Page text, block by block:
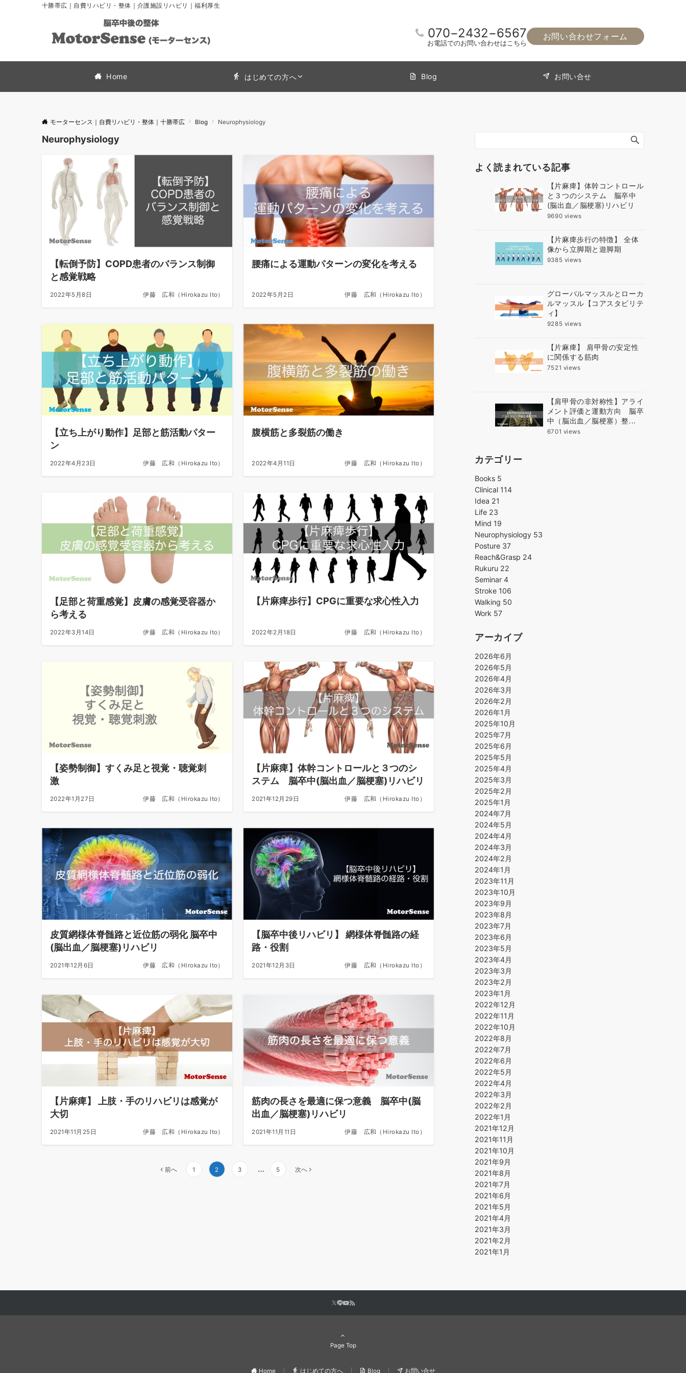
十勝帯広｜自費リハビリ・整体｜介護施設リハビリ｜福利厚生
070−2432−6567
お電話でのお問い合わせはこちら
お問い合わせフォーム
Home はじめての方へ Blog お問い合せ
モーターセンス｜自費リハビリ・整体｜十勝帯広 Blog Neurophysiology
Neurophysiology
【転倒予防】COPD患者のバランス制御
と感覚戦略
2022年5月8日 伊藤 広和（Hirokazu Ito）
腰痛による運動パターンの変化を考える
2022年5月2日 伊藤 広和（Hirokazu Ito）
【立ち上がり動作】足部と筋活動パター
ン
2022年4月23日 伊藤 広和（Hirokazu Ito）
腹横筋と多裂筋の働き
2022年4月11日 伊藤 広和（Hirokazu Ito）
【足部と荷重感覚】皮膚の感覚受容器か
ら考える
2022年3月14日 伊藤 広和（Hirokazu Ito）
【片麻痺歩行】CPGに重要な求心性入力
2022年2月18日 伊藤 広和（Hirokazu Ito）
【姿勢制御】すくみ足と視覚・聴覚刺
激
2022年1月27日 伊藤 広和（Hirokazu Ito）
【片麻痺】体幹コントロールと３つのシ
ステム 脳卒中(脳出血／脳梗塞)リハビリ
2021年12月29日 伊藤 広和（Hirokazu Ito）
皮質網様体脊髄路と近位筋の弱化 脳卒中
(脳出血／脳梗塞)リハビリ
2021年12月6日 伊藤 広和（Hirokazu Ito）
【脳卒中後リハビリ】 網様体脊髄路の経
路・役割
2021年12月3日 伊藤 広和（Hirokazu Ito）
【片麻痺】 上肢・手のリハビリは感覚が
大切
2021年11月25日 伊藤 広和（Hirokazu Ito）
筋肉の長さを最適に保つ意義 脳卒中(脳
出血／脳梗塞)リハビリ
2021年11月11日 伊藤 広和（Hirokazu Ito）
前へ 1 2 3 … 5 次へ
よく読まれている記事
【片麻痺】体幹コントロール
と３つのシステム 脳卒中
(脳出血／脳梗塞)リハビリ
9690 views
【片麻痺歩行の特徴】 全体
像から立脚期と遊脚期
9385 views
グローバルマッスルとローカ
ルマッスル【コアスタビリテ
ィ】
9285 views
【片麻痺】 肩甲骨の安定性
に関係する筋肉
7521 views
【肩甲骨の非対称性】アライ
メント評価と運動方向 脳卒
中（脳出血／脳梗塞）整...
6701 views
カテゴリー
Books 5
Clinical 114
Idea 21
Life 23
Mind 19
Neurophysiology 53
Posture 37
Reach&Grasp 24
Rukuru 22
Seminar 4
Stroke 106
Walking 50
Work 57
アーカイブ
2026年6月
2026年5月
2026年4月
2026年3月
2026年2月
2026年1月
2025年10月
2025年7月
2025年6月
2025年5月
2025年4月
2025年3月
2025年2月
2025年1月
2024年7月
2024年5月
2024年4月
2024年3月
2024年2月
2024年1月
2023年11月
2023年10月
2023年9月
2023年8月
2023年7月
2023年6月
2023年5月
2023年4月
2023年3月
2023年2月
2023年1月
2022年12月
2022年11月
2022年10月
2022年8月
2022年7月
2022年6月
2022年5月
2022年4月
2022年3月
2022年2月
2022年1月
2021年12月
2021年11月
2021年10月
2021年9月
2021年8月
2021年7月
2021年6月
2021年5月
2021年4月
2021年3月
2021年2月
2021年1月
Page Top
Home はじめての方へ Blog お問い合せ